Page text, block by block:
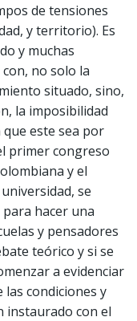
de tensiones
y territorio). Es
y muchas
no solo la
situado, sino,
la imposibilidad
este sea por
primer congreso
y el
se
hacer una
y pensadores
teórico y si se
a evidenciar
las condiciones y
instaurado con el